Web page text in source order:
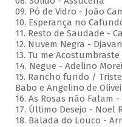
09. Pó de Vidro - João
10. Esperança no
11. Resto de Saudade -
12. Nuvem Negra - Djavan
13. Tu me
14. Negue - Adelino
15. Rancho fundo /
Babo e Angelino de
16. As Rosas não Falam
17. Último Desejo - Noel
18. Balada do Louco -